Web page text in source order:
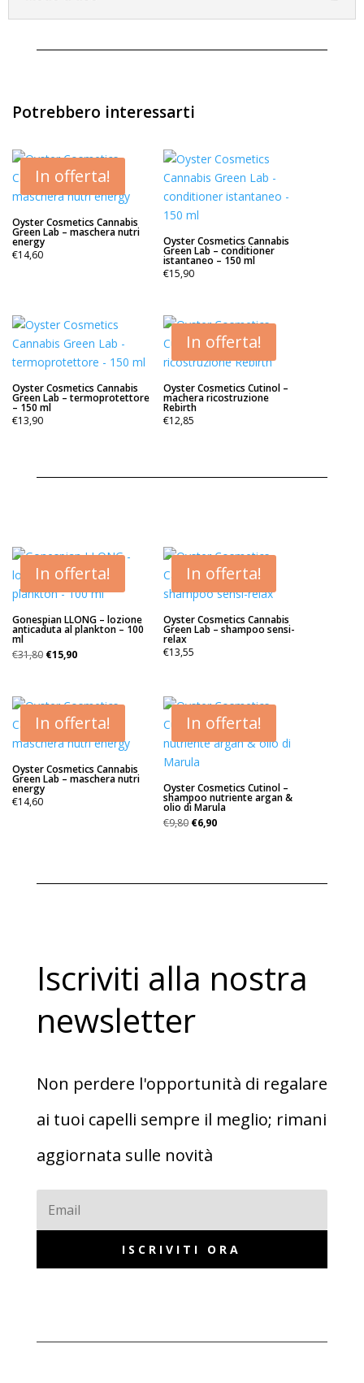
Potrebbero interessarti
In offerta!
Oyster Cosmetics Cannabis
Green Lab – maschera nutri
energy
€14,60
Oyster Cosmetics Cannabis
Green Lab – conditioner
istantaneo – 150 ml
€15,90
Oyster Cosmetics Cannabis
Green Lab – termoprotettore
– 150 ml
€13,90
In offerta!
Oyster Cosmetics Cutinol –
machera ricostruzione
Rebirth
€12,85
In offerta!
Gonespian LLONG – lozione
anticaduta al plankton – 100
ml
€31,80 Il
era:
€31,80.
€15,90Il
€15,90.
In offerta!
Oyster Cosmetics Cannabis
Green Lab – shampoo sensi-
relax
€13,55
In offerta!
Oyster Cosmetics Cannabis
Green Lab – maschera nutri
energy
€14,60
In offerta!
Oyster Cosmetics Cutinol –
shampoo nutriente argan &
olio di Marula
€9,80 Il
€9,80.
€6,90Il
€6,90.
Iscriviti alla nostra
newsletter
Non perdere l'opportunità di regalare
ai tuoi capelli sempre il meglio; rimani
aggiornata sulle novità
ISCRIVITI ORA